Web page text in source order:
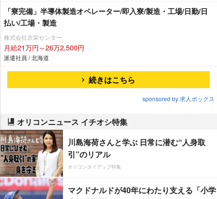
「寮完備」半導体製造オペレーター/即入寮/製造・工場/日勤/日
払い/工場・製造
株式会社京栄センター
月給21万円～26万2,500円
派遣社員 / 北海道
続きはこちら
sponsored by 求人ボックス
オリコンニュース イチオシ特集
川島海荷さんと学ぶ 日常に潜む“人身取
引”のリアル
オリコンタイアップ特集
マクドナルドが40年にわたり支える「小学